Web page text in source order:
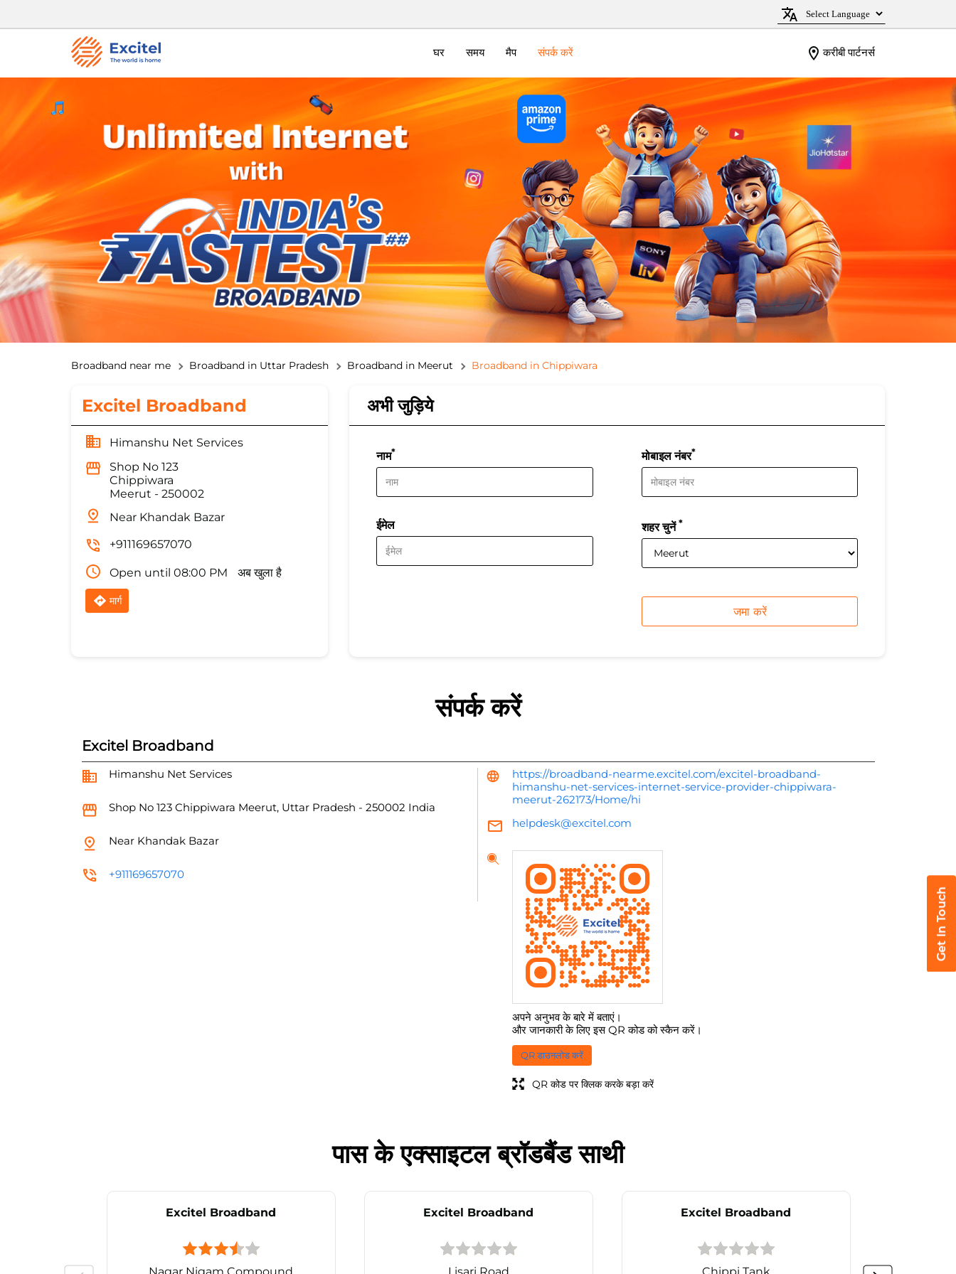
घर समय मैप संपर्क करें करीबी पार्टनर्स
Broadband near me Broadband in Uttar Pradesh Broadband in Meerut Broadband in Chippiwara
Excitel Broadband
Himanshu Net Services
Shop No 123
Chippiwara
Meerut - 250002
Near Khandak Bazar
+911169657070
Open until 08:00 PM अब खुला है
मार्ग
अभी जुड़िये
नाम*
ईमेल
मोबाइल नंबर*
शहर चुनें*
संपर्क करें
Excitel Broadband
Himanshu Net Services
Shop No 123 Chippiwara Meerut, Uttar Pradesh - 250002 India
Near Khandak Bazar
+911169657070
https://broadband-nearme.excitel.com/excitel-broadband-
himanshu-net-services-internet-service-provider-chippiwara-
meerut-262173/Home/hi
helpdesk@excitel.com
अपने अनुभव के बारे में बताएं।
और जानकारी के लिए इस QR कोड को स्कैन करें।
QR डाउनलोड करें
QR कोड पर क्लिक करके बड़ा करें
पास के एक्साइटल ब्रॉडबैंड साथी
Excitel Broadband
Nagar Nigam Compound
Excitel Broadband
Lisari Road
Excitel Broadband
Chippi Tank